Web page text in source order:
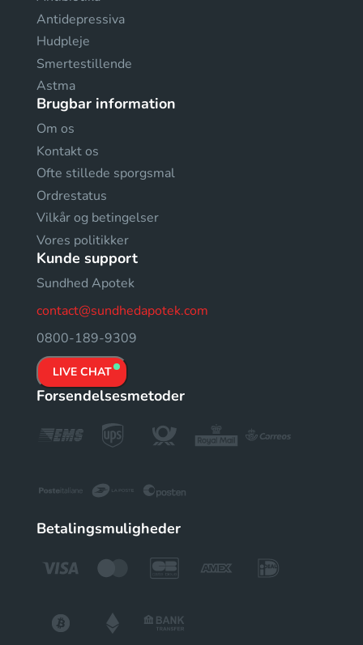
Antidepressiva
Hudpleje
Smertestillende
Astma
Brugbar information
Om os
Kontakt os
Ofte stillede sporgsmal
Ordrestatus
Vilkår og betingelser
Vores politikker
Kunde support
Sundhed Apotek
contact@sundhedapotek.com
0800-189-9309
LIVE CHAT
Forsendelsesmetoder
Betalingsmuligheder